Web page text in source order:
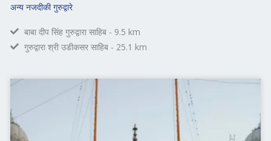
अन्य नजदीकी गुरुद्वारे
बाबा दीप सिंह गुरुद्वारा साहिब - 9.5 km
गुरुद्वारा श्री उडीकसर साहिब - 25.1 km